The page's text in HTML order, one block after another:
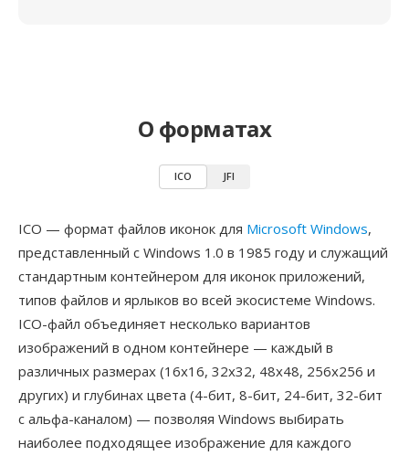
О форматах
ICO JFI
ICO — формат файлов иконок для Microsoft Windows,
представленный с Windows 1.0 в 1985 году и служащий
стандартным контейнером для иконок приложений,
типов файлов и ярлыков во всей экосистеме Windows.
ICO-файл объединяет несколько вариантов
изображений в одном контейнере — каждый в
различных размерах (16x16, 32x32, 48x48, 256x256 и
других) и глубинах цвета (4-бит, 8-бит, 24-бит, 32-бит
с альфа-каналом) — позволяя Windows выбирать
наиболее подходящее изображение для каждого